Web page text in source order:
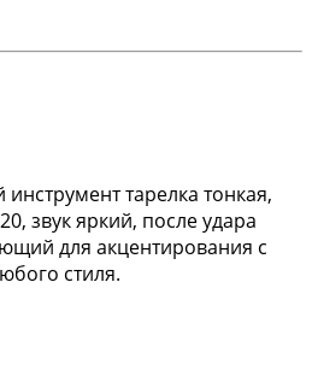
тарелка тонкая,
звук яркий, после удара
для акцентирования с
стиля.